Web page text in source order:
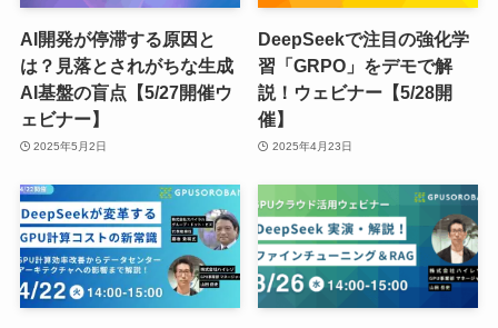
AI開発が停滞する原因と
は？見落とされがちな生成
AI基盤の盲点【5/27開催ウ
ェビナー】
2025年5月2日
DeepSeekで注目の強化学
習「GRPO」をデモで解
説！ウェビナー【5/28開
催】
2025年4月23日